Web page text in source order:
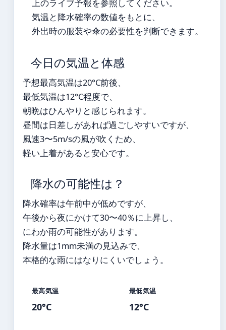
上のライブ予報を参照してください。
気温と降水確率の数値をもとに、
外出時の服装や傘の必要性を判断できます。
今日の気温と体感
予想最高気温は20°C前後、
最低気温は12°C程度で、
朝晩はひんやりと感じられます。
昼間は日差しがあれば過ごしやすいですが、
風速3〜5m/sの風が吹くため、
軽い上着があると安心です。
降水の可能性は？
降水確率は午前中が低めですが、
午後から夜にかけて30〜40％に上昇し、
にわか雨の可能性があります。
降水量は1mm未満の見込みで、
本格的な雨にはなりにくいでしょう。
最高気温
20°C
最低気温
12°C